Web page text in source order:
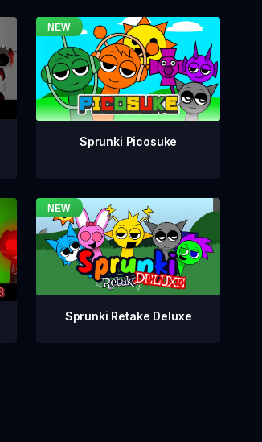
Sprunki Picosuke
Sprunki Retake Deluxe